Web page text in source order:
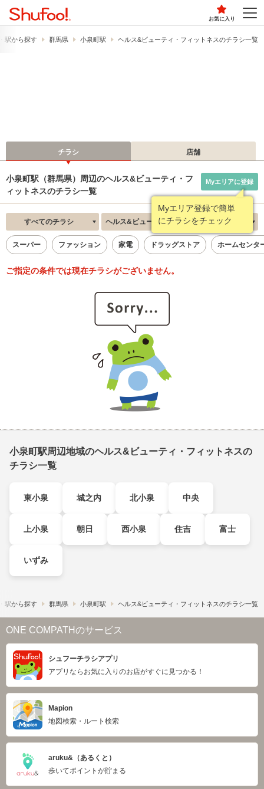
お気に入り
駅から探す 群馬県 小泉町駅 ヘルス&ビューティ・フィットネスのチラシ一覧
チラシ 店舗
小泉町駅（群馬県）周辺のヘルス&ビューティ・フ
ィットネスのチラシ一覧
Myエリア登録で簡単
にチラシをチェック
Myエリアに登録
すべてのチラシ ヘルス&ビューティ・フィットネス 新着順
スーパー ファッション 家電 ドラッグストア ホームセンタ
ご指定の条件では現在チラシがございません。
小泉町駅周辺地域のヘルス&ビューティ・フィットネスの
チラシ一覧
東小泉 城之内 北小泉 中央
上小泉 朝日 西小泉 住吉 富士
いずみ
駅から探す 群馬県 小泉町駅 ヘルス&ビューティ・フィットネスのチラシ一覧
ONE COMPATHのサービス
シュフーチラシアプリ
アプリならお気に入りのお店がすぐに見つかる！
Mapion
地図検索・ルート検索
aruku&（あるくと）
歩いてポイントが貯まる